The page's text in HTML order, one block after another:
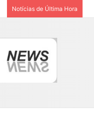
Notícias de Última Hora